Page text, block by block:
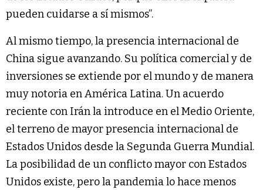
pueden cuidarse a sí mismos”.
Al mismo tiempo, la presencia internacional de
China sigue avanzando. Su política comercial y de
inversiones se extiende por el mundo y de manera
muy notoria en América Latina. Un acuerdo
reciente con Irán la introduce en el Medio Oriente,
el terreno de mayor presencia internacional de
Estados Unidos desde la Segunda Guerra Mundial.
La posibilidad de un conflicto mayor con Estados
Unidos existe, pero la pandemia lo hace menos